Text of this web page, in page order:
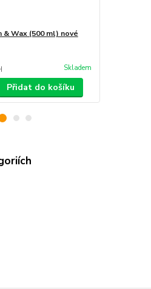
& Wax (500 ml) nové
Skladem
Přidat do košíku